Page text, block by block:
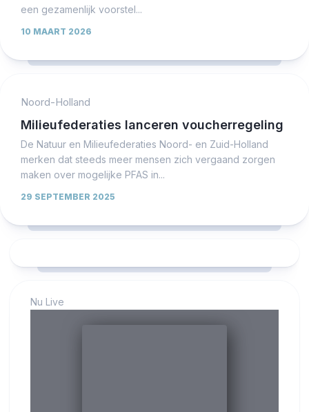
een gezamenlijk voorstel...
10 MAART 2026
Noord-Holland
Milieufederaties lanceren voucherregeling
De Natuur en Milieufederaties Noord- en Zuid-Holland
merken dat steeds meer mensen zich vergaand zorgen
maken over mogelijke PFAS in...
29 SEPTEMBER 2025
Nu Live